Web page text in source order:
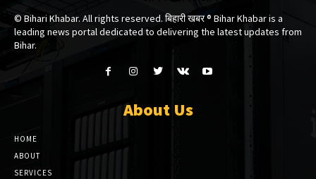
© Bihari Khabar. All rights reserved. बिहारी खबर ®​ Bihar Khabar is a
leading news portal dedicated to delivering the latest updates from
Bihar.
About Us
HOME
ABOUT
SERVICES